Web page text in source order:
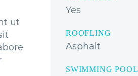
ut
Yes
ROOFLING
Asphalt
SWIMMING POOL